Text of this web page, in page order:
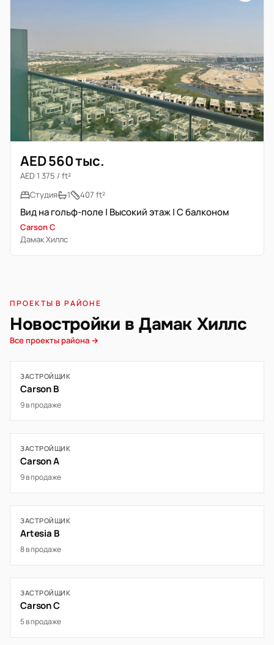
AED 560 тыс.
AED 1 375 / ft²
Студия
1 407 ft²
Вид на гольф-поле | Высокий этаж | С балконом
Carson C
Дамак Хиллс
ПРОЕКТЫ В РАЙОНЕ
Новостройки в Дамак Хиллс
Все проекты района →
ЗАСТРОЙЩИК
Carson B
9 в продаже
ЗАСТРОЙЩИК
Carson A
9 в продаже
ЗАСТРОЙЩИК
Artesia B
8 в продаже
ЗАСТРОЙЩИК
Carson C
5 в продаже